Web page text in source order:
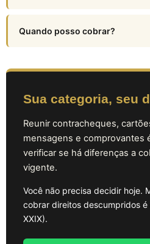
Quando posso cobrar?
Sua categoria, seu
Reunir contracheques,
mensagens e comprovantes
verificar se há diferenças a
vigente.
Você não precisa decidir hoje.
cobrar direitos descumpridos é
XXIX).